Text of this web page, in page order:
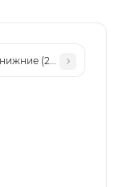
Plus Gold(2шт) для